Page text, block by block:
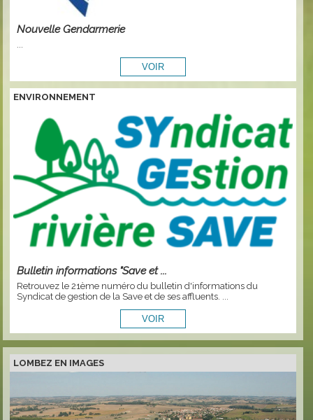
Nouvelle Gendarmerie
ENVIRONNEMENT
Bulletin informations "Save et ...
Retrouvez le 21ème numéro du bulletin d'informations du
Syndicat de gestion de la Save et de ses affluents. ...
LOMBEZ EN IMAGES